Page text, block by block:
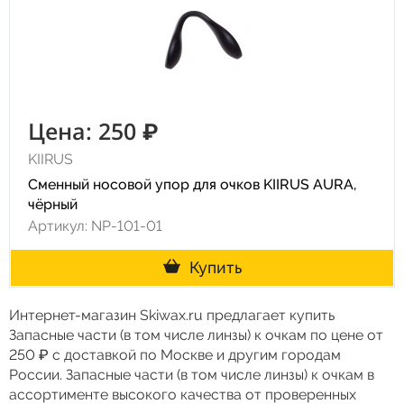
Цена: 250 ₽
KIIRUS
Сменный носовой упор для очков KIIRUS AURA,
чёрный
Артикул: NP-101-01
Купить
Интернет-магазин Skiwax.ru предлагает купить
Запасные части (в том числе линзы) к очкам по цене от
250 ₽ с доставкой по Москве и другим городам
России. Запасные части (в том числе линзы) к очкам в
ассортименте высокого качества от проверенных